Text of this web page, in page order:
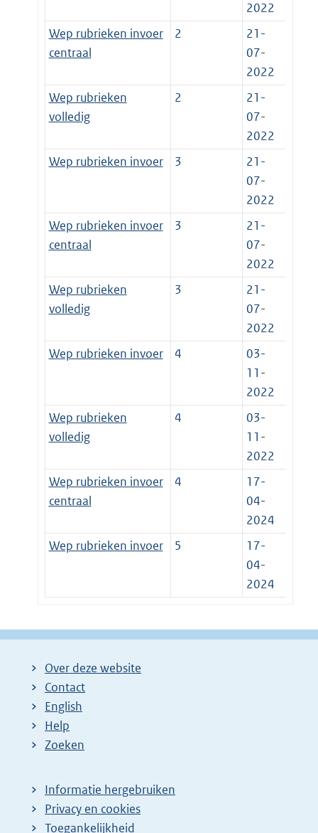
2022
Wep rubrieken invoer
centraal
2
21-
07-
2022
Wep rubrieken
volledig
2
21-
07-
2022
Wep rubrieken invoer
3
21-
07-
2022
Wep rubrieken invoer
centraal
3
21-
07-
2022
Wep rubrieken
volledig
3
21-
07-
2022
Wep rubrieken invoer
4
03-
11-
2022
Wep rubrieken
volledig
4
03-
11-
2022
Wep rubrieken invoer
centraal
4
17-
04-
2024
Wep rubrieken invoer
5
17-
04-
2024
Over deze website
Contact
English
Help
Zoeken
Informatie hergebruiken
Privacy en cookies
Toegankelijkheid